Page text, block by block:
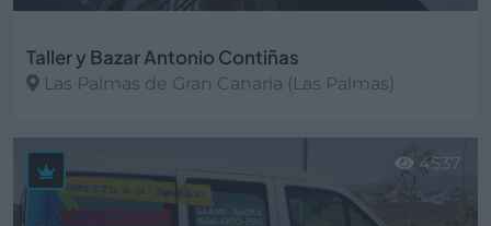
Taller y Bazar Antonio Contiñas
Las Palmas de Gran Canaria (Las Palmas)
4537